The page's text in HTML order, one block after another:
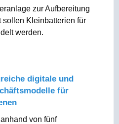
zur Aufbereitung
sollen Kleinbatterien für
werden.
digitale und
für
von fünf